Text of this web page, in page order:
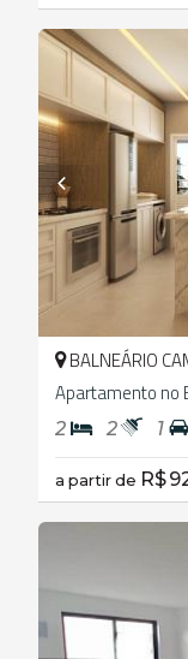
BALNEÁRIO
Apartamento no
2 2 1
a partir de R$